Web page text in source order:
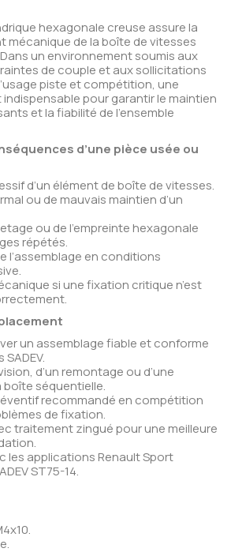
hexagonale creuse assure la
mécanique de la boîte de vitesses
Dans un environnement soumis aux
de couple et aux sollicitations
piste et compétition, une
pour garantir le maintien
et la fiabilité de l’ensemble
d’une pièce usée ou
d’un élément de boîte de vitesses.
ou de mauvais maintien d’un
ou de l’empreinte hexagonale
répétés.
l’assemblage en conditions
si une fixation critique n’est
un assemblage fiable et conforme
d’un remontage ou d’une
séquentielle.
recommandé en compétition
de fixation.
traitement zingué pour une meilleure
les applications Renault Sport
ST75-14.